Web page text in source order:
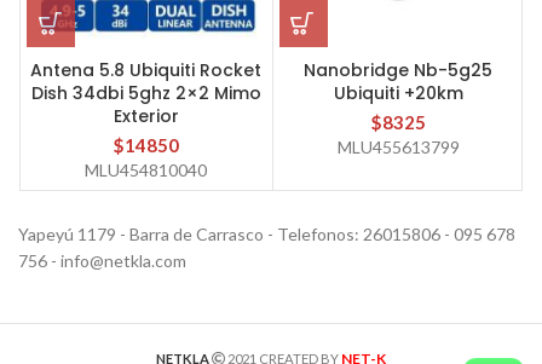
Antena 5.8 Ubiquiti Rocket
Dish 34dbi 5ghz 2×2 Mimo
Exterior
$14850
MLU454810040
Nanobridge Nb-5g25
Ubiquiti +20km
$8325
MLU455613799
Yapeyú 1179 - Barra de Carrasco - Telefonos: 26015806 - 095 678
756 - info@netkla.com
NETKLA 2021 CREATED BY NET-K